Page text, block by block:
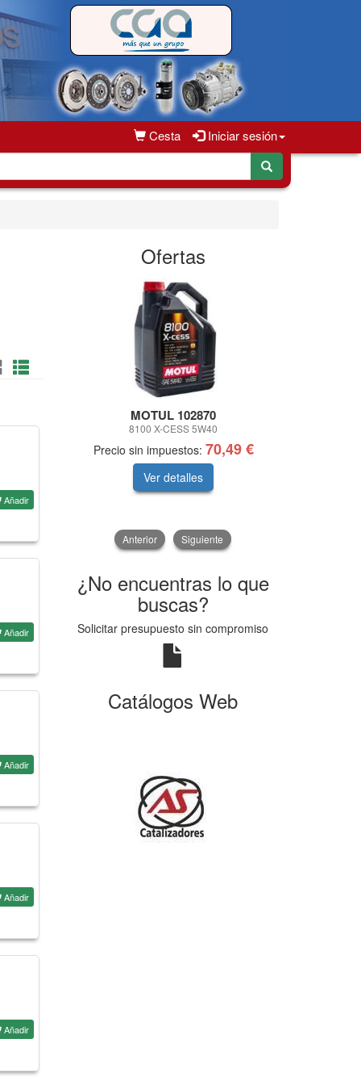
Cesta Iniciar sesión
Añadir
Añadir
Añadir
Añadir
Añadir
Ofertas
MOTUL 102870
8100 X-CESS 5W40
Precio sin impuestos: 70,49 €
Ver detalles
Anterior Siguiente
¿No encuentras lo que
buscas?
Solicitar presupuesto sin compromiso
Catálogos Web